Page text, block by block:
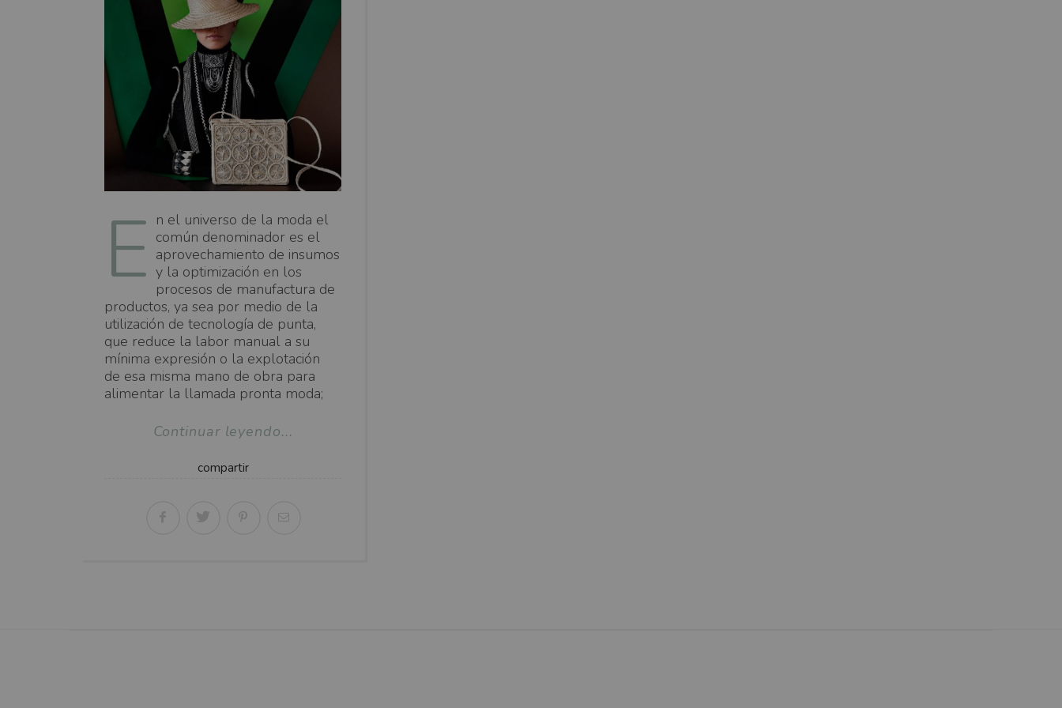
E n el universo de la moda el
común denominador es el
aprovechamiento de insumos
y la optimización en los
procesos de manufactura de
productos, ya sea por medio de la
utilización de tecnología de punta,
que reduce la labor manual a su
mínima expresión o la explotación
de esa misma mano de obra para
alimentar la llamada pronta moda;
Continuar leyendo...
compartir